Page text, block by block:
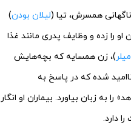
همسرش، تیا (لیلان بودن)
را زده و وظایف پدری مانند غذا
)، زن همسایه که بچه‌هایش
شده که در پاسخ به
زبان بیاورد. بیماران او انگار
دارد.